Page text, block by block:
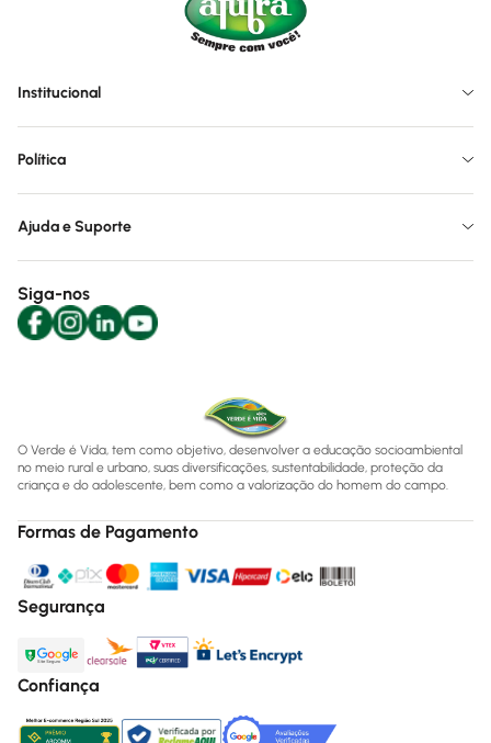
Institucional
Política
Ajuda e Suporte
Siga-nos
O Verde é Vida, tem como objetivo, desenvolver a educação socioambiental
no meio rural e urbano, suas diversificações, sustentabilidade, proteção da
criança e do adolescente, bem como a valorização do homem do campo.
Formas de Pagamento
Segurança
Confiança